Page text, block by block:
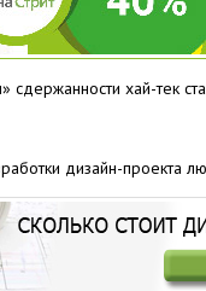
хай-тек
дизайн-